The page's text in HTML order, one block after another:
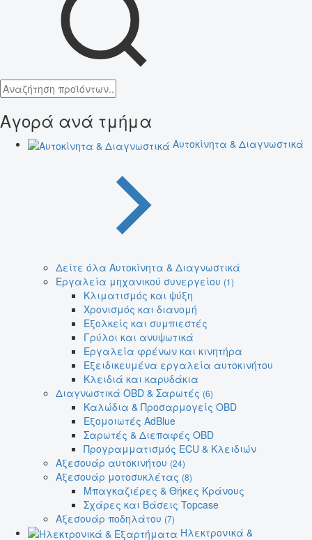
Αγορά ανά τμήμα
Αυτοκίνητα & Διαγνωστικά
Δείτε όλα Αυτοκίνητα & Διαγνωστικά
Εργαλεία μηχανικού συνεργείου (1)
Κλιματισμός και ψύξη
Χρονισμός και διανομή
Εξολκείς και συμπιεστές
Γρύλοι και ανυψωτικά
Εργαλεία φρένων και κινητήρα
Εξειδικευμένα εργαλεία αυτοκινήτου
Κλειδιά και καρυδάκια
Διαγνωστικά OBD & Σαρωτές (6)
Καλώδια & Προσαρμογείς OBD
Εξομοιωτές AdBlue
Σαρωτές & Διεπαφές OBD
Προγραμματισμός ECU & Κλειδιών
Αξεσουάρ αυτοκινήτου (24)
Αξεσουάρ μοτοσυκλέτας (8)
Μπαγκαζιέρες & Θήκες Κράνους
Σχάρες και Βάσεις Topcase
Αξεσουάρ ποδηλάτου (7)
Ηλεκτρονικά &